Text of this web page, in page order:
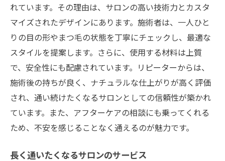
れています。その理由は、サロンの高い技術力とカスタ
マイズされたデザインにあります。施術者は、一人ひと
りの目の形やまつ毛の状態を丁寧にチェックし、最適な
スタイルを提案します。さらに、使用する材料は上質
で、安全性にも配慮されています。リピーターからは、
施術後の持ちが良く、ナチュラルな仕上がりが高く評価
され、通い続けたくなるサロンとしての信頼性が築かれ
ています。また、アフターケアの相談にも乗ってくれる
ため、不安を感じることなく通えるのが魅力です。
長く通いたくなるサロンのサービス